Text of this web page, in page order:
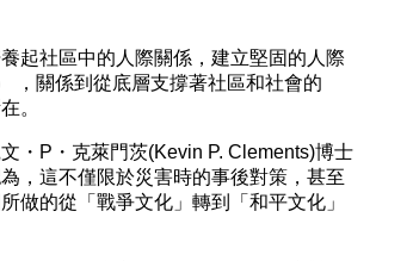
起社區中的人際關係，建立堅固的人際
，關係到從底層支撐著社區和社會的
。
・P・克萊門茨(Kevin P. Clements)博士
，這不僅限於災害時的事後對策，甚至
做的從「戰爭文化」轉到「和平文化」